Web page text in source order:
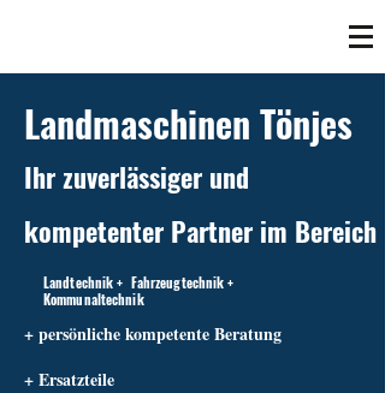
Landmaschinen Tönjes
Ihr zuverlässiger und
kompetenter Partner im Bereich
Landtechnik + Fahrzeugtechnik +
Kommunaltechnik
+ persönliche kompetente Beratung
+ Ersatzteile